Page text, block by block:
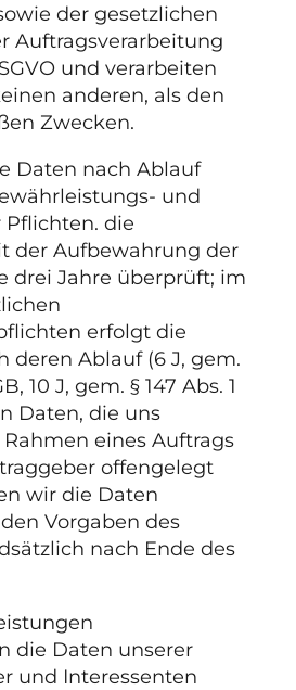
der gesetzlichen
Auftragsverarbeitung
und verarbeiten
anderen, als den
Zwecken.
Daten nach Ablauf
und
die
der Aufbewahrung der
drei Jahre überprüft; im
erfolgt die
deren Ablauf (6 J, gem.
10 J, gem. § 147 Abs. 1
Daten, die uns
eines Auftrags
offengelegt
wir die Daten
Vorgaben des
nach Ende des
die Daten unserer
und Interessenten